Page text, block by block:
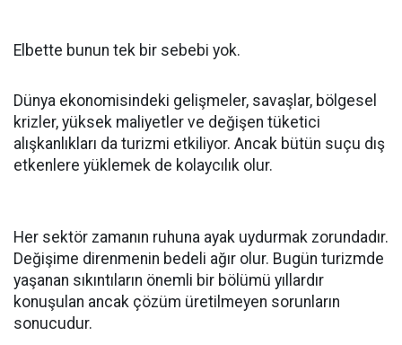
Elbette bunun tek bir sebebi yok.
Dünya ekonomisindeki gelişmeler, savaşlar, bölgesel
krizler, yüksek maliyetler ve değişen tüketici
alışkanlıkları da turizmi etkiliyor. Ancak bütün suçu dış
etkenlere yüklemek de kolaycılık olur.
Her sektör zamanın ruhuna ayak uydurmak zorundadır.
Değişime direnmenin bedeli ağır olur. Bugün turizmde
yaşanan sıkıntıların önemli bir bölümü yıllardır
konuşulan ancak çözüm üretilmeyen sorunların
sonucudur.